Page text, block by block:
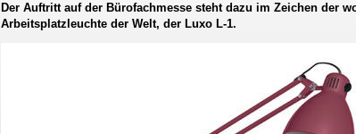
Der Auftritt auf der Bürofachmesse steht dazu im Zeichen der
Arbeitsplatzleuchte der Welt, der Luxo L-1.